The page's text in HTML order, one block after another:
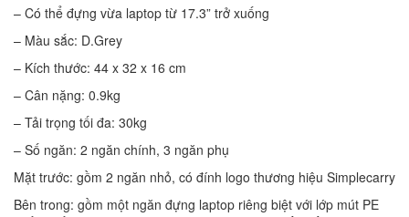
– Có thể đựng vừa laptop từ 17.3” trở xuống
– Màu sắc: D.Grey
– Kích thước: 44 x 32 x 16 cm
– Cân nặng: 0.9kg
– Tải trọng tối đa: 30kg
– Số ngăn: 2 ngăn chính, 3 ngăn phụ
Mặt trước: gồm 2 ngăn nhỏ, có đính logo thương hiệu Simplecarry
Bên trong: gồm một ngăn đựng laptop riêng biệt với lớp mút PE